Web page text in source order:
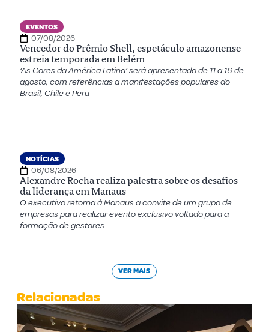
EVENTOS
07/08/2026
Vencedor do Prêmio Shell, espetáculo amazonense
estreia temporada em Belém
‘As Cores da América Latina’ será apresentado de 11 a 16 de
agosto, com referências a manifestações populares do
Brasil, Chile e Peru
NOTÍCIAS
06/08/2026
Alexandre Rocha realiza palestra sobre os desafios
da liderança em Manaus
O executivo retorna à Manaus a convite de um grupo de
empresas para realizar evento exclusivo voltado para a
formação de gestores
VER MAIS
Relacionadas